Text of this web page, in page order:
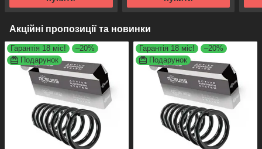
Акційні пропозиції та новинки
Гарантія 18 міс!
–20%
Подарунок
Гарантія 18 міс!
–20%
Подарунок